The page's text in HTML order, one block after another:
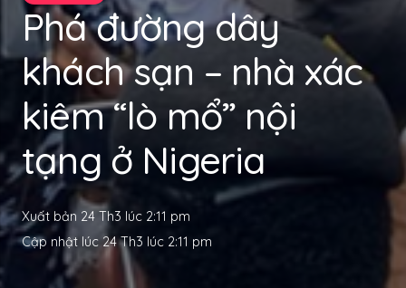
Phá đường dây
khách sạn – nhà xác
kiêm “lò mổ” nội
tạng ở Nigeria
Xuất bản 24 Th3 lúc 2:11 pm
Cập nhật lúc 24 Th3 lúc 2:11 pm